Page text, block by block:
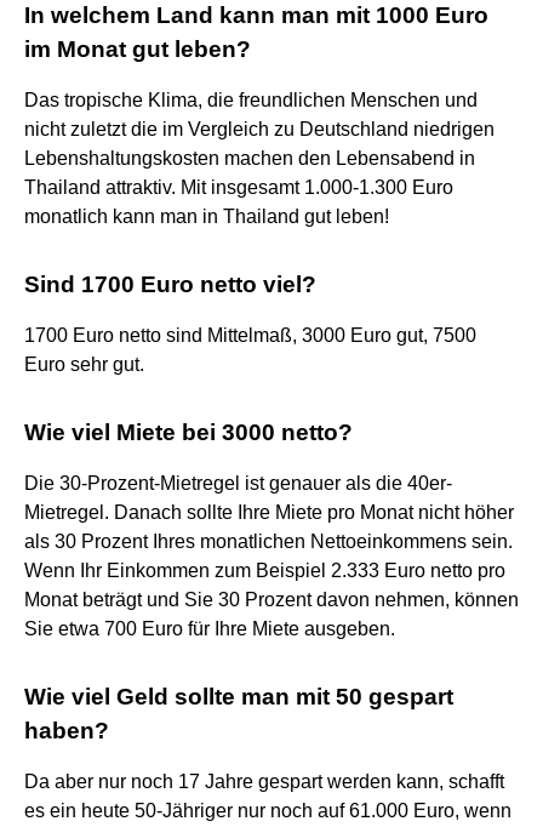
In welchem Land kann man mit 1000 Euro
im Monat gut leben?
Das tropische Klima, die freundlichen Menschen und
nicht zuletzt die im Vergleich zu Deutschland niedrigen
Lebenshaltungskosten machen den Lebensabend in
Thailand attraktiv. Mit insgesamt 1.000-1.300 Euro
monatlich kann man in Thailand gut leben!
Sind 1700 Euro netto viel?
1700 Euro netto sind Mittelmaß, 3000 Euro gut, 7500
Euro sehr gut.
Wie viel Miete bei 3000 netto?
Die 30-Prozent-Mietregel ist genauer als die 40er-
Mietregel. Danach sollte Ihre Miete pro Monat nicht höher
als 30 Prozent Ihres monatlichen Nettoeinkommens sein.
Wenn Ihr Einkommen zum Beispiel 2.333 Euro netto pro
Monat beträgt und Sie 30 Prozent davon nehmen, können
Sie etwa 700 Euro für Ihre Miete ausgeben.
Wie viel Geld sollte man mit 50 gespart
haben?
Da aber nur noch 17 Jahre gespart werden kann, schafft
es ein heute 50-Jähriger nur noch auf 61.000 Euro, wenn